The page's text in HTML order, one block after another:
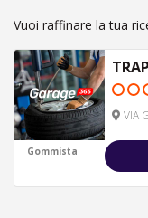
Vuoi raffinare la tua
Gommista
VIA